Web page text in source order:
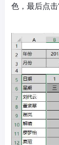
色，最后点击